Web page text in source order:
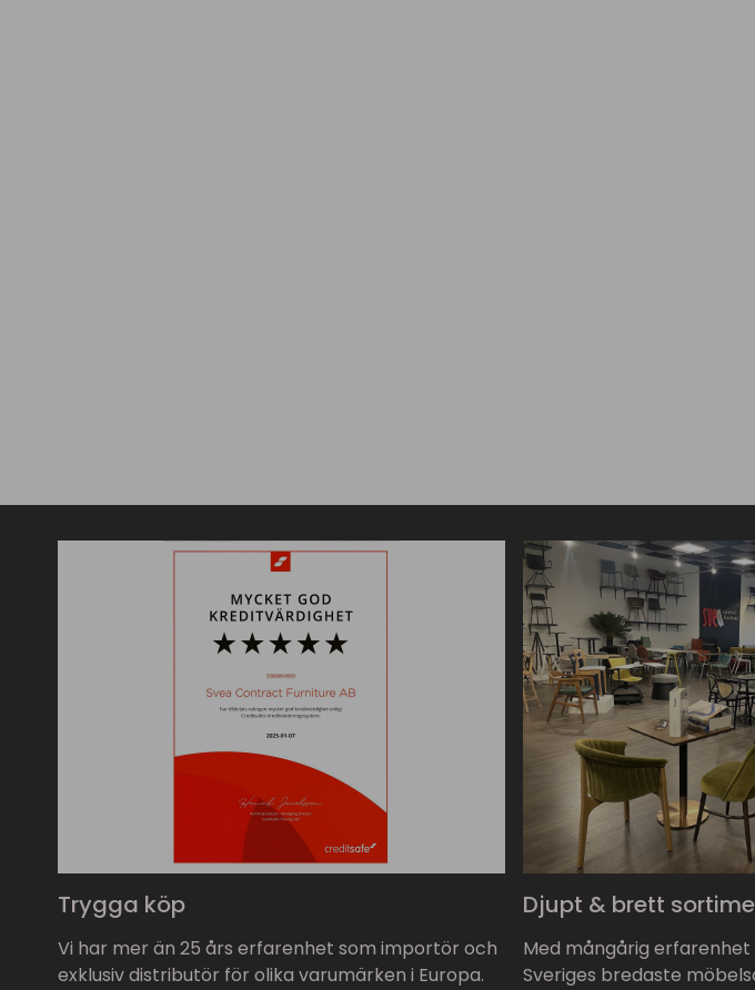
Trygga köp
Vi har mer än 25 års erfarenhet som importör och
exklusiv distributör för olika varumärken i Europa.
Djupt & brett
Med mångårig
Sveriges bredaste